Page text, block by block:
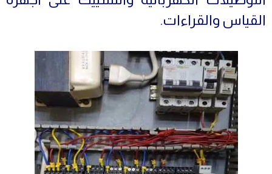
القياس والقراءات.